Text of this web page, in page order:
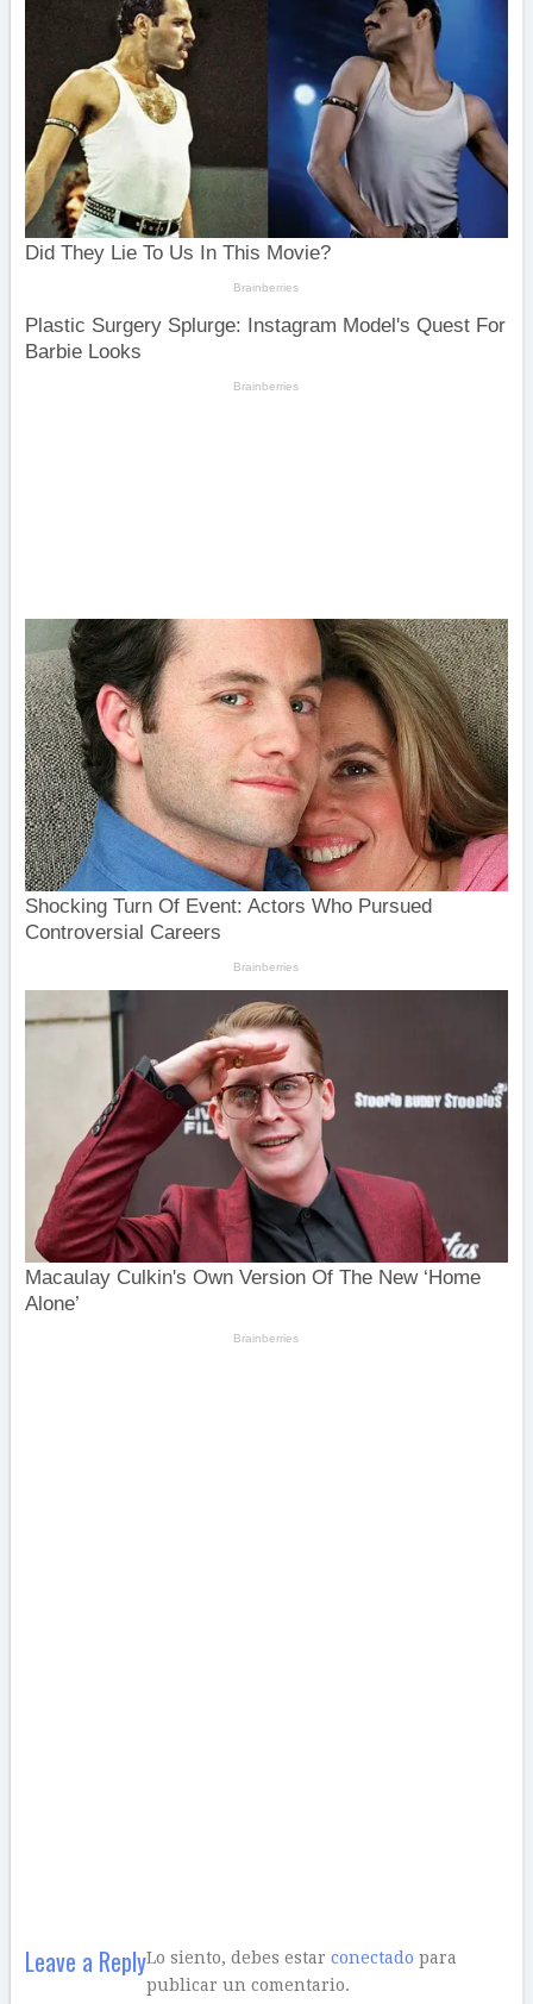
Leave a ReplyLo siento, debes estar conectado para
publicar un comentario.